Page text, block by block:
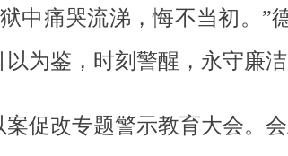
中痛哭流涕，悔不当初。”
为鉴，时刻警醒，永守廉
促改专题警示教育大会。